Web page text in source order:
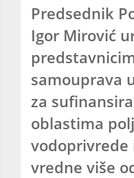
Predsednik
Igor Mirović
samouprava
za
oblastima
vodoprivrede
vredne više